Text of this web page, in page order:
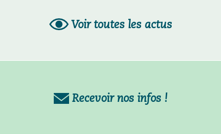
Voir toutes les actus
Recevoir nos infos !